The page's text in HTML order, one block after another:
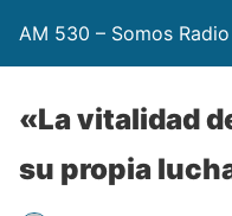
AM 530 – Somos Radio
«La vitalidad
su propia